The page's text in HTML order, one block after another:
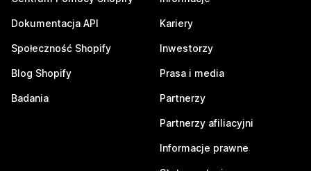
Dokumentacja API
Społeczność Shopify
Blog Shopify
Badania
Kariery
Inwestorzy
Prasa i media
Partnerzy
Partnerzy afiliacyjni
Informacje prawne